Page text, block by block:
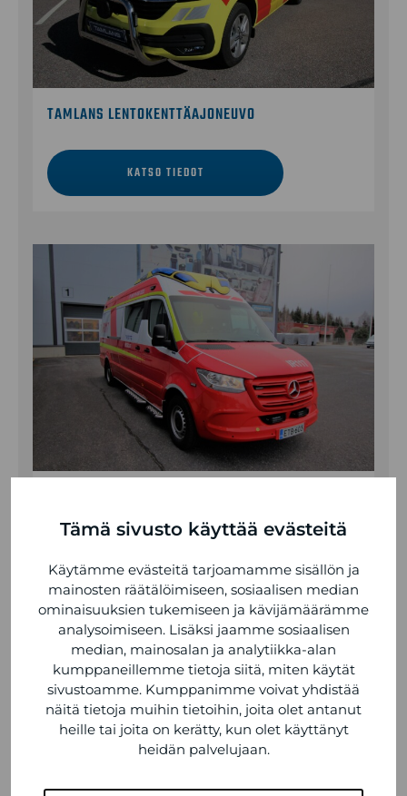
Tämä sivusto käyttää evästeitä
Käytämme evästeitä tarjoamamme sisällön ja
mainosten räätälöimiseen, sosiaalisen median
ominaisuuksien tukemiseen ja kävijämäärämme
analysoimiseen. Lisäksi jaamme sosiaalisen
median, mainosalan ja analytiikka-alan
kumppaneillemme tietoja siitä, miten käytät
sivustoamme. Kumppanimme voivat yhdistää
näitä tietoja muihin tietoihin, joita olet antanut
heille tai joita on kerätty, kun olet käyttänyt
heidän palvelujaan.
TAMLANS LENTOKENTTÄAJONEUVO
KATSO TIEDOT